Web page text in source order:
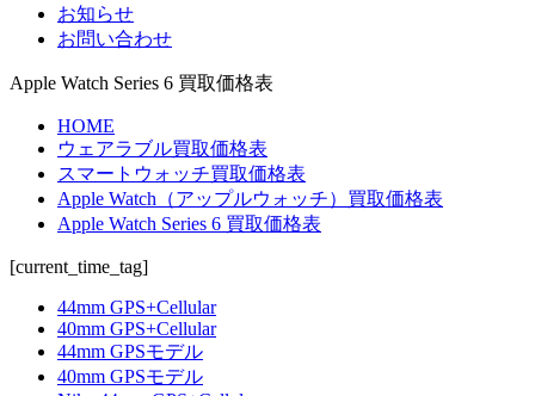
お知らせ
お問い合わせ
Apple Watch Series 6 買取価格表
HOME
ウェアラブル買取価格表
スマートウォッチ買取価格表
Apple Watch（アップルウォッチ）買取価格表
Apple Watch Series 6 買取価格表
[current_time_tag]
44mm GPS+Cellular
40mm GPS+Cellular
44mm GPSモデル
40mm GPSモデル